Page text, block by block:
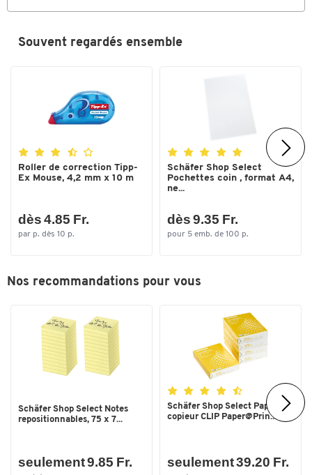
Souvent regardés ensemble
Roller de correction Tipp-
Ex Mouse, 4,2 mm x 10 m
dès 4.85 Fr.
par p. dès 10 p.
Schäfer Shop Select
Pochettes coin , format A4,
ne...
dès 9.35 Fr.
pour 5 emb. de 100 p.
Nos recommandations pour vous
Schäfer Shop Select Notes
repositionnables, 75 x 7...
seulement 9.85 Fr.
Schäfer Shop Select Papier
copieur CLIP Paper@Prin...
seulement 39.20 Fr.
Toucher deux fois pour zoomer